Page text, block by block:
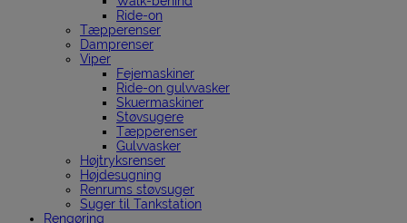
Ride-on
Tæpperenser
Damprenser
Viper
Fejemaskiner
Ride-on gulvvasker
Skuermaskiner
Støvsugere
Tæpperenser
Gulvvasker
Højtryksrenser
Højdesugning
Renrums støvsuger
Suger til Tankstation
Rengøring